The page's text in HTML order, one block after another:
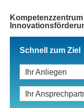
Schnell zum Ziel
Ihr Anliegen
Ihr